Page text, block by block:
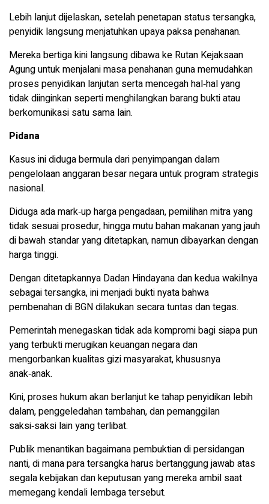
Lebih lanjut dijelaskan, setelah penetapan status tersangka,
penyidik langsung menjatuhkan upaya paksa penahanan.
Mereka bertiga kini langsung dibawa ke Rutan Kejaksaan
Agung untuk menjalani masa penahanan guna memudahkan
proses penyidikan lanjutan serta mencegah hal‑hal yang
tidak diinginkan seperti menghilangkan barang bukti atau
berkomunikasi satu sama lain.
Pidana
Kasus ini diduga bermula dari penyimpangan dalam
pengelolaan anggaran besar negara untuk program strategis
nasional.
Diduga ada mark‑up harga pengadaan, pemilihan mitra yang
tidak sesuai prosedur, hingga mutu bahan makanan yang jauh
di bawah standar yang ditetapkan, namun dibayarkan dengan
harga tinggi.
Dengan ditetapkannya Dadan Hindayana dan kedua wakilnya
sebagai tersangka, ini menjadi bukti nyata bahwa
pembenahan di BGN dilakukan secara tuntas dan tegas.
Pemerintah menegaskan tidak ada kompromi bagi siapa pun
yang terbukti merugikan keuangan negara dan
mengorbankan kualitas gizi masyarakat, khususnya
anak‑anak.
Kini, proses hukum akan berlanjut ke tahap penyidikan lebih
dalam, penggeledahan tambahan, dan pemanggilan
saksi‑saksi lain yang terlibat.
Publik menantikan bagaimana pembuktian di persidangan
nanti, di mana para tersangka harus bertanggung jawab atas
segala kebijakan dan keputusan yang mereka ambil saat
memegang kendali lembaga tersebut.